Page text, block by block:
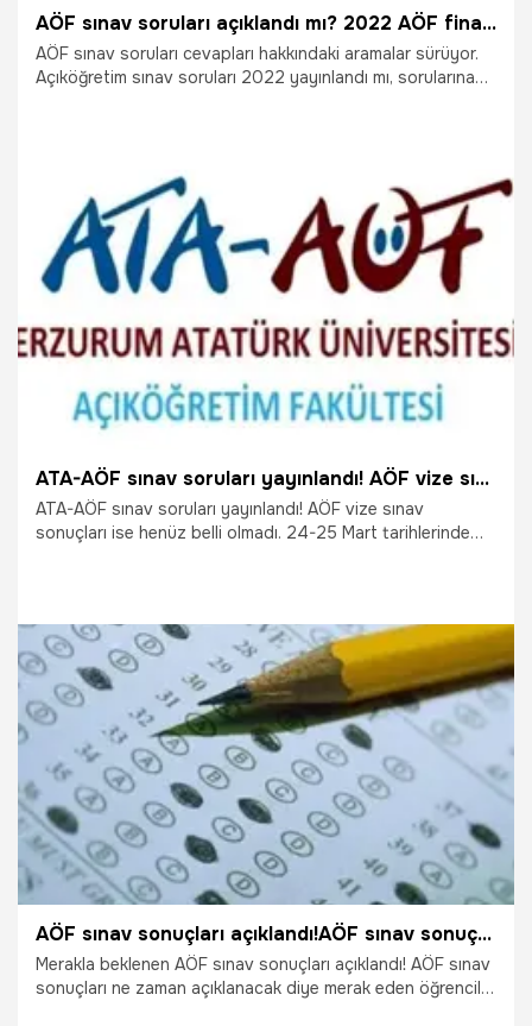
AÖF sınav soruları açıklandı mı? 2022 AÖF final soruları cevapları nasıl ve nereden görüntülenir? Gözler güz dönemi AÖF sınav sorularında!
AÖF sınav soruları cevapları hakkındaki aramalar sürüyor.
Açıköğretim sınav soruları 2022 yayınlandı mı, sorularına
bekliyor. Peki, AÖF sınav soruları açıklandı mı? Açıköğretim
sınav soruları 2022 nereden, nasıl görüntülenir? AÖF sınav
soruları cevapları hakkında merak edilenler…
10.01.2022 Eğitim
ATA-AÖF sınav soruları yayınlandı! AÖF vize sınav sonuçları ise...
ATA-AÖF sınav soruları yayınlandı! AÖF vize sınav
sonuçları ise henüz belli olmadı. 24-25 Mart tarihlerinde
26.03.2018 Gündem
AÖF sınav sonuçları açıklandı!AÖF sınav sonuç sorgulama ekranı...
Merakla beklenen AÖF sınav sonuçları açıklandı! AÖF sınav
sonuçları ne zaman açıklanacak diye merak eden öğrenciler